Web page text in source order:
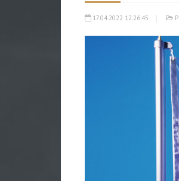
17.04.2022 12:26:45